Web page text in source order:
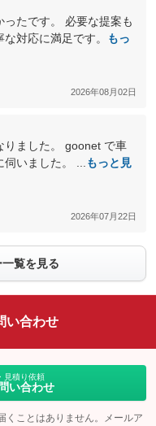
たです。 必要な提案も
対応に満足です。
もっ
2026年08月02日
りました。 goonet で車
いました。 ...
もっと見
2026年07月22日
覧を見る
い合わせ
見積り依頼
い合わせ
くことはありません。メールア